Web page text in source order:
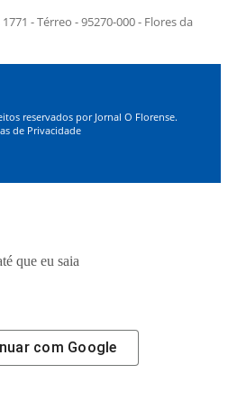
- Térreo - 95270-000 - Flores da
reservados por Jornal O Florense.
de Privacidade
que eu saia
com Google